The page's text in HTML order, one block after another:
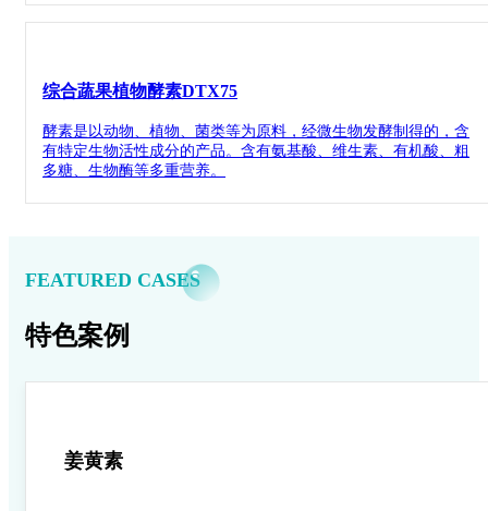
综合蔬果植物酵素DTX75
酵素是以动物、植物、菌类等为原料，经微生物发酵制得的，含
有特定生物活性成分的产品。含有氨基酸、维生素、有机酸、粗
多糖、生物酶等多重营养。
FEATURED CASES
特色案例
姜黄素